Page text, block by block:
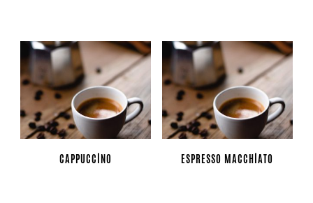
CAPPUCCINO ESPRESSO MACCHIATO